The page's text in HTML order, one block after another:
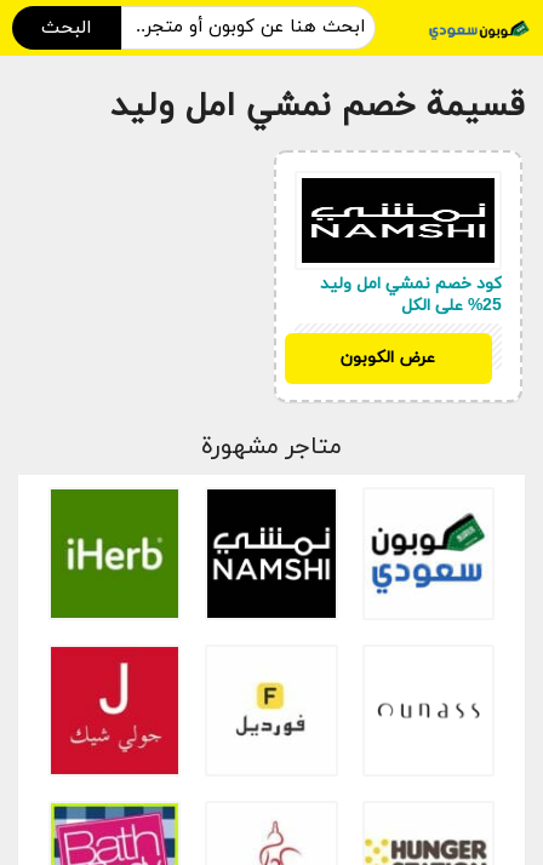
البحث
قسيمة خصم نمشي امل وليد
كود خصم نمشي امل وليد
25% على الكل
عرض الكوبون
متاجر مشهورة